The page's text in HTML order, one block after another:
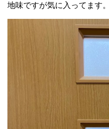
地味ですが気に入ってます。